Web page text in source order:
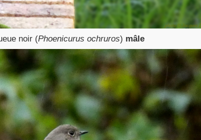
noir (Phoenicurus ochruros) mâle